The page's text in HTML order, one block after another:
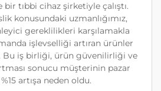
tıbbi cihaz şirketiyle çalıştı.
konusundaki uzmanlığımız,
gereklilikleri karşılamakla
işlevselliği artıran ürünler
Bu iş birliği, ürün güvenilirliği ve
sonucu müşterinin pazar
artışa neden oldu.